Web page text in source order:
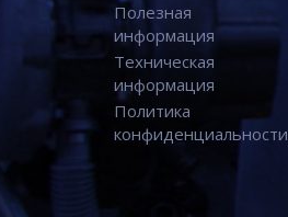
Полезная
информация
Техническая
информация
Политика
конфиденциальности